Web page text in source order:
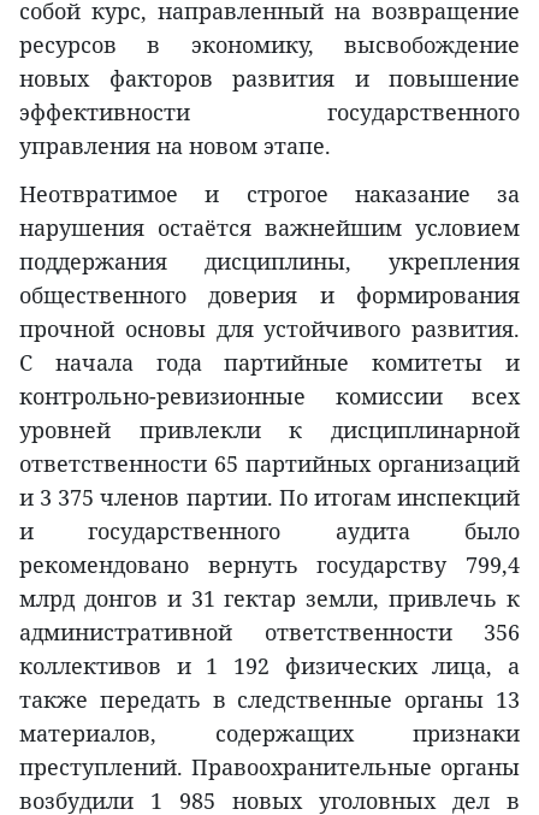
собой курс, направленный на возвращение
ресурсов в экономику, высвобождение
новых факторов развития и повышение
эффективности государственного
управления на новом этапе.
Неотвратимое и строгое наказание за
нарушения остаётся важнейшим условием
поддержания дисциплины, укрепления
общественного доверия и формирования
прочной основы для устойчивого развития.
С начала года партийные комитеты и
контрольно-ревизионные комиссии всех
уровней привлекли к дисциплинарной
ответственности 65 партийных организаций
и 3 375 членов партии. По итогам инспекций
и государственного аудита было
рекомендовано вернуть государству 799,4
млрд донгов и 31 гектар земли, привлечь к
административной ответственности 356
коллективов и 1 192 физических лица, а
также передать в следственные органы 13
материалов, содержащих признаки
преступлений. Правоохранительные органы
возбудили 1 985 новых уголовных дел в